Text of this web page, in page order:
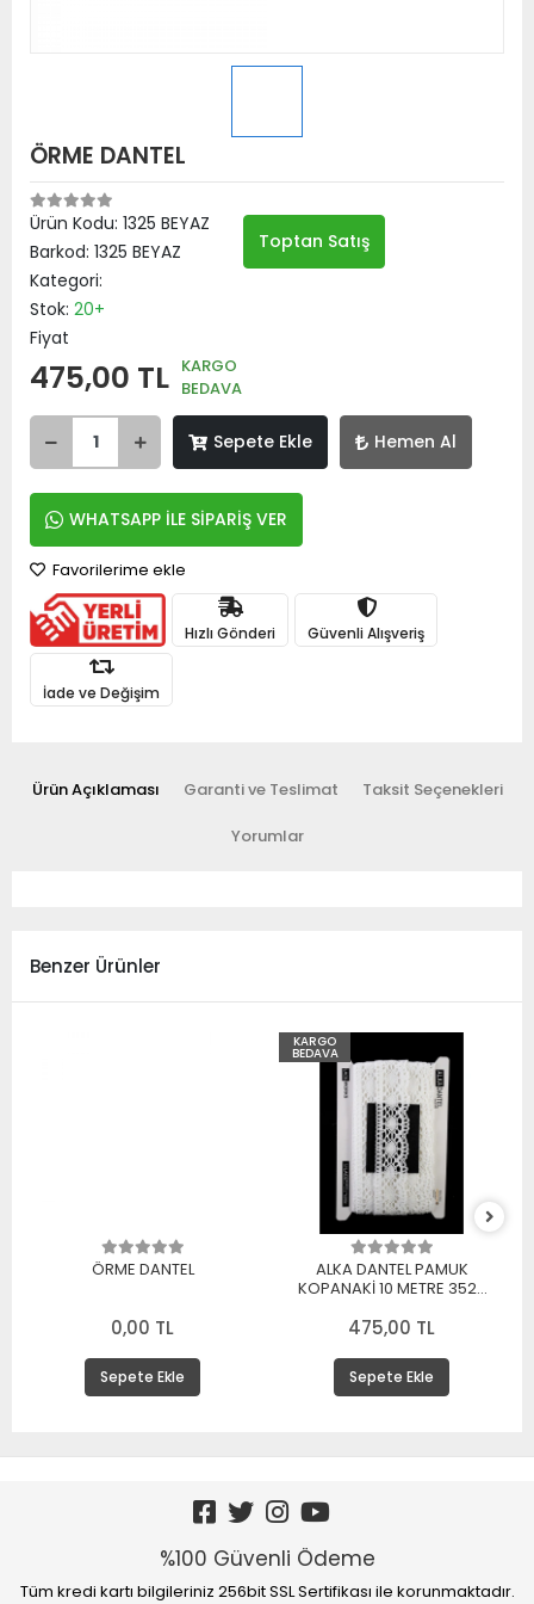
ÖRME DANTEL
Ürün Kodu: 1325 BEYAZ
Barkod: 1325 BEYAZ
Kategori:
Stok: 20+
Fiyat
475,00 TL KARGO
BEDAVA
Sepete Ekle Hemen Al
WHATSAPP İLE SİPARİŞ VER
Toptan Satış
Favorilerime ekle
Hızlı Gönderi Güvenli Alışveriş
İade ve Değişim
Ürün Açıklaması Garanti ve Teslimat Taksit Seçenekleri
Yorumlar
Benzer Ürünler
ÖRME DANTEL
0,00 TL
Sepete Ekle
KARGO
BEDAVA
ALKA DANTEL PAMUK
KOPANAKİ 10 METRE 3520
475,00 TL
Sepete Ekle
%100 Güvenli Ödeme
Tüm kredi kartı bilgileriniz 256bit SSL Sertifikası ile korunmaktadır.